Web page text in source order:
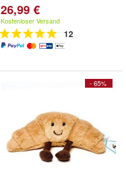
26,99 €
Kostenloser Versand
12
- 65%